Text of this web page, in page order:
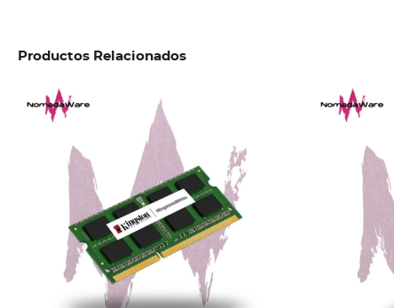
Productos Relacionados